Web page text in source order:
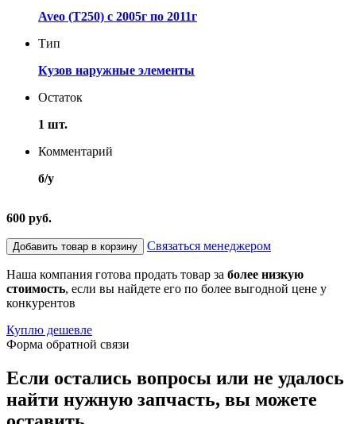
Aveo (T250) с 2005г по 2011г
Тип
Кузов наружные элементы
Остаток
1 шт.
Комментарий
б/у
600 руб.
Добавить товар в корзину Связаться менеджером
Наша компания готова продать товар за более низкую
стоимость, если вы найдете его по более выгодной цене у
конкурентов
Куплю дешевле
Форма обратной связи
Если остались вопросы или не удалось
найти нужную запчасть, вы можете